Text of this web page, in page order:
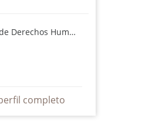
Defensora de Derechos Humanos
completo